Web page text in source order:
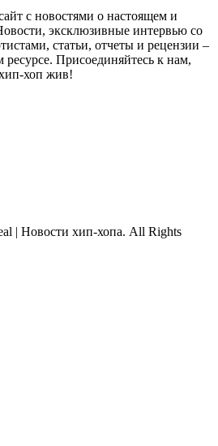
с новостями о настоящем и
эксклюзивные интервью со
статьи, отчеты и рецензии –
ресурсе. Присоединяйтесь к нам,
хоп жив!
| Новости хип-хопа. All Rights